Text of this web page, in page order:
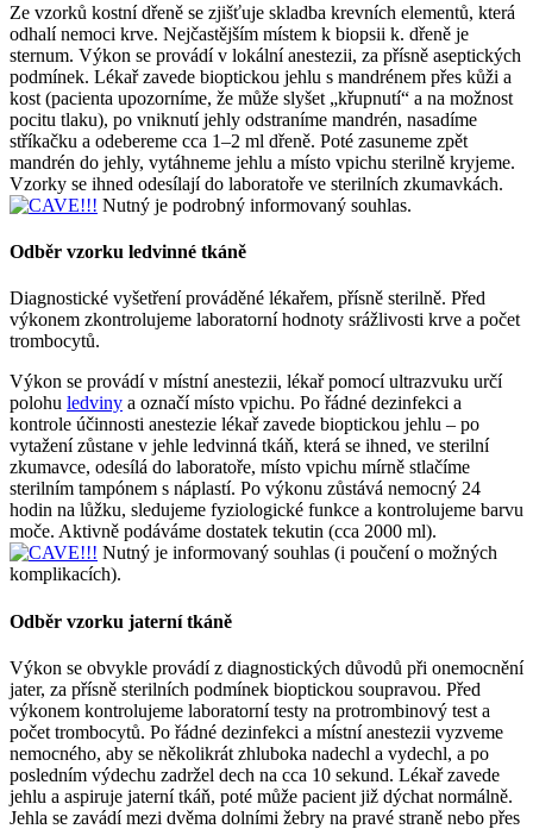
Ze vzorků kostní dřeně se zjišťuje skladba krevních elementů, která
odhalí nemoci krve. Nejčastějším místem k biopsii k. dřeně je
sternum. Výkon se provádí v lokální anestezii, za přísně aseptických
podmínek. Lékař zavede bioptickou jehlu s mandrénem přes kůži a
kost (pacienta upozorníme, že může slyšet „křupnutí“ a na možnost
pocitu tlaku), po vniknutí jehly odstraníme mandrén, nasadíme
stříkačku a odebereme cca 1–2 ml dřeně. Poté zasuneme zpět
mandrén do jehly, vytáhneme jehlu a místo vpichu sterilně kryjeme.
Vzorky se ihned odesílají do laboratoře ve sterilních zkumavkách.
Nutný je podrobný informovaný souhlas.
Odběr vzorku ledvinné tkáně
Diagnostické vyšetření prováděné lékařem, přísně sterilně. Před
výkonem zkontrolujeme laboratorní hodnoty srážlivosti krve a počet
trombocytů.
Výkon se provádí v místní anestezii, lékař pomocí ultrazvuku určí
polohu ledviny a označí místo vpichu. Po řádné dezinfekci a
kontrole účinnosti anestezie lékař zavede bioptickou jehlu – po
vytažení zůstane v jehle ledvinná tkáň, která se ihned, ve sterilní
zkumavce, odesílá do laboratoře, místo vpichu mírně stlačíme
sterilním tampónem s náplastí. Po výkonu zůstává nemocný 24
hodin na lůžku, sledujeme fyziologické funkce a kontrolujeme barvu
moče. Aktivně podáváme dostatek tekutin (cca 2000 ml).
Nutný je informovaný souhlas (i poučení o možných
komplikacích).
Odběr vzorku jaterní tkáně
Výkon se obvykle provádí z diagnostických důvodů při onemocnění
jater, za přísně sterilních podmínek bioptickou soupravou. Před
výkonem kontrolujeme laboratorní testy na protrombinový test a
počet trombocytů. Po řádné dezinfekci a místní anestezii vyzveme
nemocného, aby se několikrát zhluboka nadechl a vydechl, a po
posledním výdechu zadržel dech na cca 10 sekund. Lékař zavede
jehlu a aspiruje jaterní tkáň, poté může pacient již dýchat normálně.
Jehla se zavádí mezi dvěma dolními žebry na pravé straně nebo přes